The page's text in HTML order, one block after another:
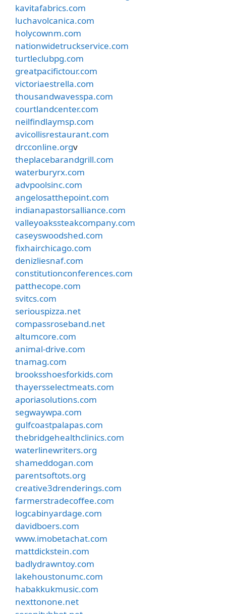
kavitafabrics.com
luchavolcanica.com
holycownm.com
nationwidetruckservice.com
turtleclubpg.com
greatpacifictour.com
victoriaestrella.com
thousandwavesspa.com
courtlandcenter.com
neilfindlaymsp.com
avicollisrestaurant.com
drcconline.orgv
theplacebarandgrill.com
waterburyrx.com
advpoolsinc.com
angelosatthepoint.com
indianapastorsalliance.com
valleyoakssteakcompany.com
caseyswoodshed.com
fixhairchicago.com
denizliesnaf.com
constitutionconferences.com
patthecope.com
svitcs.com
seriouspizza.net
compassroseband.net
altumcore.com
animal-drive.com
tnamag.com
brooksshoesforkids.com
thayersselectmeats.com
aporiasolutions.com
segwaywpa.com
gulfcoastpalapas.com
thebridgehealthclinics.com
waterlinewriters.org
shameddogan.com
parentsoftots.org
creative3drenderings.com
farmerstradecoffee.com
logcabinyardage.com
davidboers.com
www.imobetachat.com
mattdickstein.com
badlydrawntoy.com
lakehoustonumc.com
habakkukmusic.com
nexttonone.net